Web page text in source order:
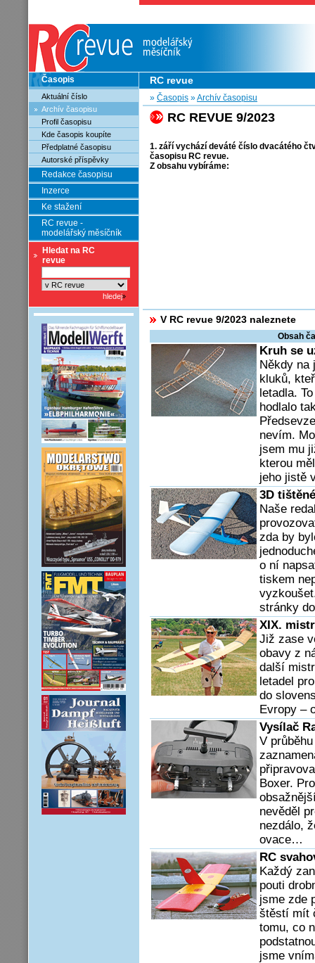
Časopis
Aktuální číslo
Archív časopisu
Profil časopisu
Kde časopis koupíte
Předplatné časopisu
Autorské příspěvky
Redakce časopisu
Inzerce
Ke stažení
RC revue -
modelářský měsíčník
Hledat na RC
revue
RC revue
» Časopis »Archív časopisu
RC REVUE 9/2023
1. září vychází deváté číslo dvacátého
časopisu RC revue.
Z obsahu vybíráme:
V RC revue 9/2023 naleznete
Obsah
Kruh se
Někdy na
kluků,
letadla.
hodlalo
nevím.
jsem mu
kterou
jeho jistě
3D
Naše
zda by
o ní
tiskem
stránky
XIX.
Již zase
obavy z
další
letadel
do
Evropy –
Vysílač
V
Boxer.
nevěděl
nezdálo,
ovace…
RC
Každý
pouti
jsme zde
štěstí mít
tomu, co
jsme